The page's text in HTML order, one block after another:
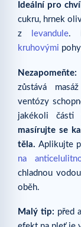
Ideální pro
cukru, hrnek
z
levandule.
kruhovými
Nezapomeňte:
zůstává
ventózy
jakékoli části
masírujte se
těla. Aplikujte
na
chladnou
oběh.
Malý tip: před